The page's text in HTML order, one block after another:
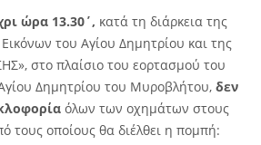
ώρα 13.30΄, κατά τη διάρκεια της
του Αγίου Δημητρίου και της
στο πλαίσιο του εορτασμού του
Δημητρίου του Μυροβλήτου, δεν
όλων των οχημάτων στους
τους οποίους θα διέλθει η πομπή: